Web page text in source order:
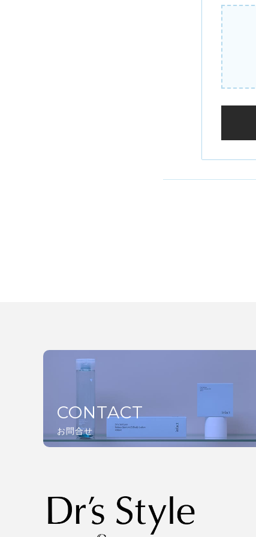
CONTACT
お問合せ